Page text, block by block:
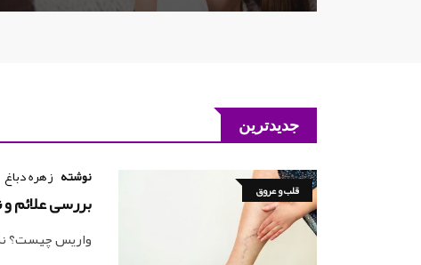
جدیدترین
قلب و عروق
نوشته زهره دباغ
بررسی علائم
واریس چیست؟